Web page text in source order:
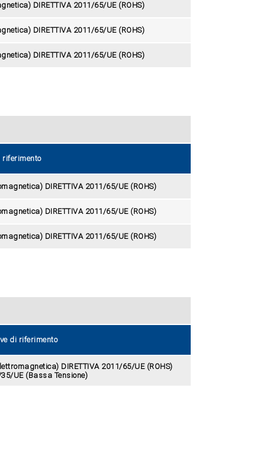
DIRETTIVA 2011/65/UE (ROHS)
DIRETTIVA 2011/65/UE (ROHS)
DIRETTIVA 2011/65/UE (ROHS)
riferimento
DIRETTIVA 2011/65/UE (ROHS)
DIRETTIVA 2011/65/UE (ROHS)
DIRETTIVA 2011/65/UE (ROHS)
di riferimento
DIRETTIVA 2011/65/UE (ROHS)
35/UE (Bassa Tensione)